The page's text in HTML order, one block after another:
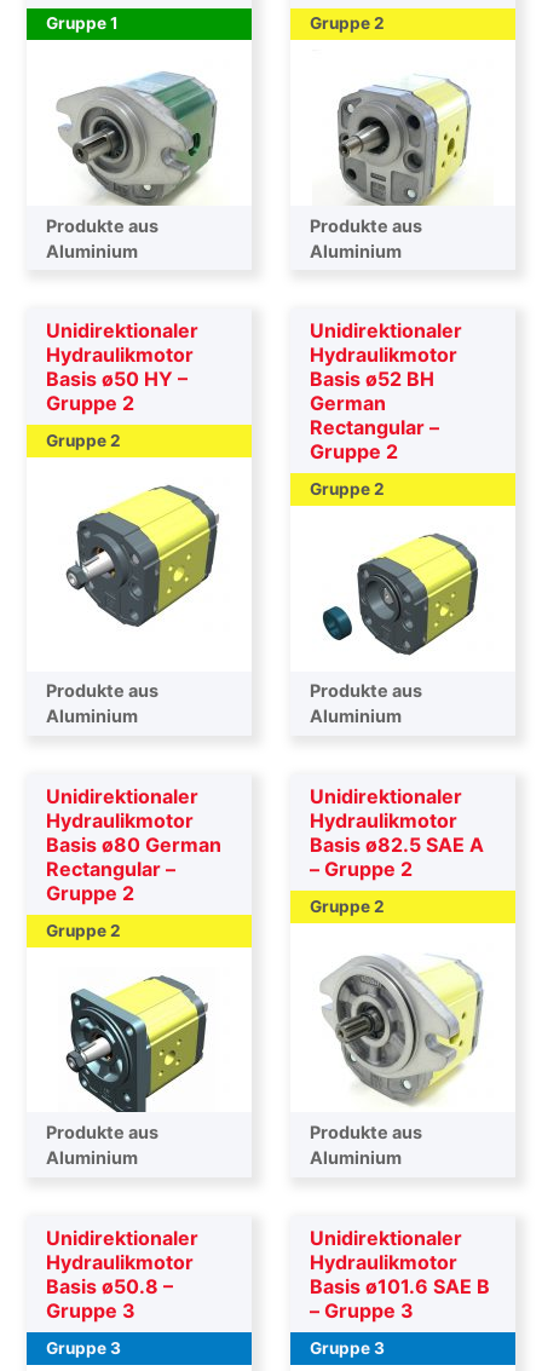
Gruppe 1
Produkte aus
Aluminium
Gruppe 2
Produkte aus
Aluminium
Unidirektionaler
Hydraulikmotor
Basis ø50 HY –
Gruppe 2
Gruppe 2
Produkte aus
Aluminium
Unidirektionaler
Hydraulikmotor
Basis ø52 BH
German
Rectangular –
Gruppe 2
Gruppe 2
Produkte aus
Aluminium
Unidirektionaler
Hydraulikmotor
Basis ø80 German
Rectangular –
Gruppe 2
Gruppe 2
Produkte aus
Aluminium
Unidirektionaler
Hydraulikmotor
Basis ø82.5 SAE A
– Gruppe 2
Gruppe 2
Produkte aus
Aluminium
Unidirektionaler
Hydraulikmotor
Basis ø50.8 –
Gruppe 3
Gruppe 3
Unidirektionaler
Hydraulikmotor
Basis ø101.6 SAE B
– Gruppe 3
Gruppe 3